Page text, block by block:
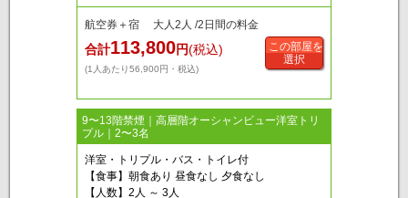
航空券＋宿 大人2人 /2日間の料金
合計113,800円(税込)
(1人あたり56,900円・税込)
この部屋を
選択
9〜13階禁煙｜高層階オーシャンビュー洋室トリ
プル｜2〜3名
洋室・トリプル・バス・トイレ付
【食事】朝食あり 昼食なし 夕食なし
【人数】2人 ～ 3人